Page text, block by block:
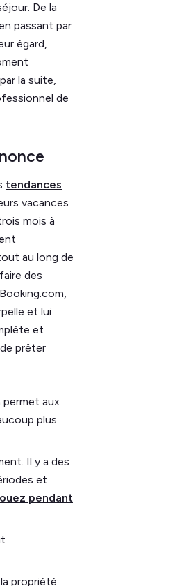
De la
passant par
égard,
la suite,
de
tendances
vacances
mois à
au long de
des
et lui
et
prêter
permet aux
plus
Il y a des
et
pendant
propriété.